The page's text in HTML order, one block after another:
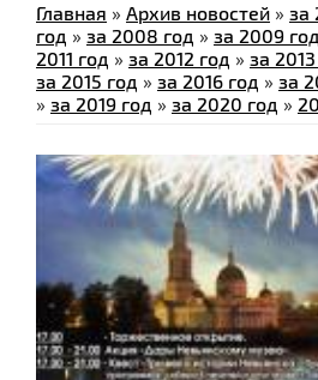
Главная » Архив новостей » за
год » за 2008 год » за 2009 год
2011 год » за 2012 год » за
за 2015 год » за 2016 год » за
» за 2019 год » за 2020 год »